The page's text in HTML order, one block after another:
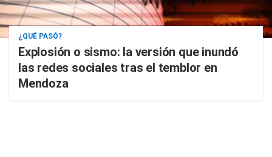
¿QUÉ PASÓ?
Explosión o sismo: la versión que inundó
las redes sociales tras el temblor en
Mendoza